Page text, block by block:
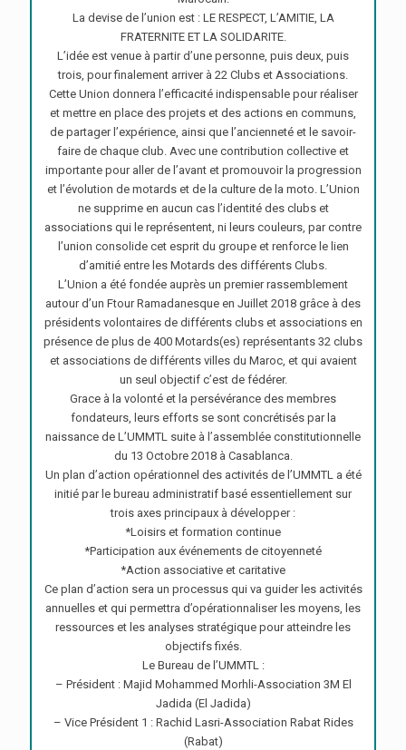
La devise de l’union est : LE RESPECT, L’AMITIE, LA
FRATERNITE ET LA SOLIDARITE.
L’idée est venue à partir d’une personne, puis deux, puis
trois, pour finalement arriver à 22 Clubs et Associations.
Cette Union donnera l’efficacité indispensable pour réaliser
et mettre en place des projets et des actions en communs,
de partager l’expérience, ainsi que l’ancienneté et le savoir-
faire de chaque club. Avec une contribution collective et
importante pour aller de l’avant et promouvoir la progression
et l’évolution de motards et de la culture de la moto. L’Union
ne supprime en aucun cas l’identité des clubs et
associations qui le représentent, ni leurs couleurs, par contre
l’union consolide cet esprit du groupe et renforce le lien
d’amitié entre les Motards des différents Clubs.
L’Union a été fondée auprès un premier rassemblement
autour d’un Ftour Ramadanesque en Juillet 2018 grâce à des
présidents volontaires de différents clubs et associations en
présence de plus de 400 Motards(es) représentants 32 clubs
et associations de différents villes du Maroc, et qui avaient
un seul objectif c’est de fédérer.
Grace à la volonté et la persévérance des membres
fondateurs, leurs efforts se sont concrétisés par la
naissance de L’UMMTL suite à l’assemblée constitutionnelle
du 13 Octobre 2018 à Casablanca.
Un plan d’action opérationnel des activités de l’UMMTL a été
initié par le bureau administratif basé essentiellement sur
trois axes principaux à développer :
*Loisirs et formation continue
*Participation aux événements de citoyenneté
*Action associative et caritative
Ce plan d’action sera un processus qui va guider les activités
annuelles et qui permettra d’opérationnaliser les moyens, les
ressources et les analyses stratégique pour atteindre les
objectifs fixés.
Le Bureau de l’UMMTL :
– Président : Majid Mohammed Morhli-Association 3M El
Jadida (El Jadida)
– Vice Président 1 : Rachid Lasri-Association Rabat Rides
(Rabat)